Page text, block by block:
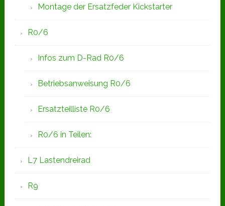
Montage der Ersatzfeder Kickstarter
R0/6
Infos zum D-Rad R0/6
Betriebsanweisung R0/6
Ersatzteilliste R0/6
R0/6 in Teilen:
L7 Lastendreirad
R9